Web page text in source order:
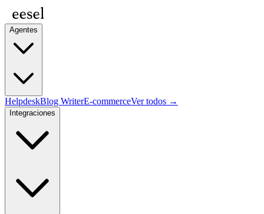
Agentes
HelpdeskBlog WriterE-commerceVer todos →
Integraciones